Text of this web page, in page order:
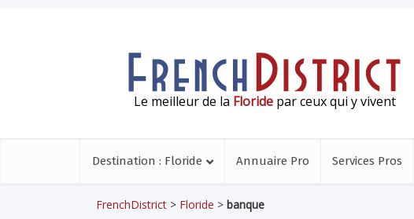
Le meilleur de la Floridepar ceux qui y vivent
Destination : Floride Annuaire Pro Services Pros
FrenchDistrict > Floride > banque